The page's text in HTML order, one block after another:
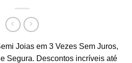
Joias em 3 Vezes Sem Juros,
Segura. Descontos incríveis até